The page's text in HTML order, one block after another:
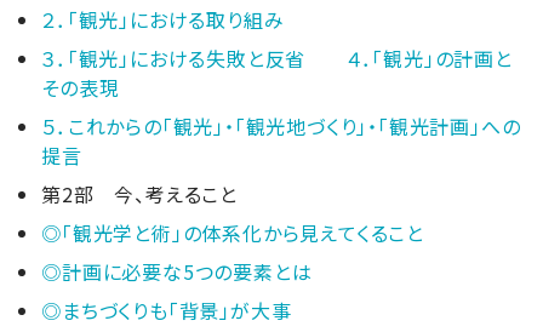
２．「観光」における取り組み
３．「観光」における失敗と反省 ４．「観光」の計画と
その表現
５．これからの「観光」・「観光地づくり」・「観光計画」への
提言
第2部 今、考えること
◎「観光学と術」の体系化から見えてくること
◎計画に必要な5つの要素とは
◎まちづくりも「背景」が大事